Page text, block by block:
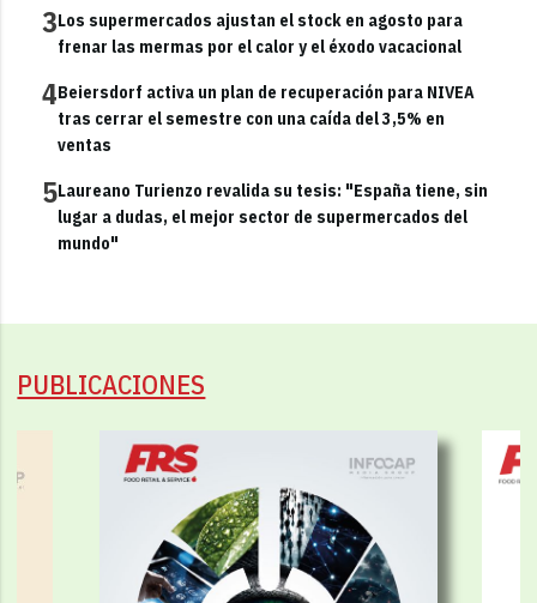
3Los supermercados ajustan el stock en agosto para
frenar las mermas por el calor y el éxodo vacacional
4Beiersdorf activa un plan de recuperación para NIVEA
tras cerrar el semestre con una caída del 3,5% en
ventas
5Laureano Turienzo revalida su tesis: "España tiene, sin
lugar a dudas, el mejor sector de supermercados del
mundo"
PUBLICACIONES